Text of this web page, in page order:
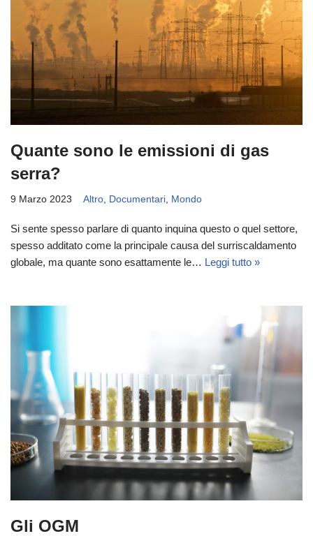
Quante sono le emissioni di gas
serra?
9 Marzo 2023 Altro Documentari Mondo
Si sente spesso parlare di quanto inquina questo o quel settore,
spesso additato come la principale causa del surriscaldamento
globale, ma quante sono esattamente le… Leggi tutto »
Gli OGM